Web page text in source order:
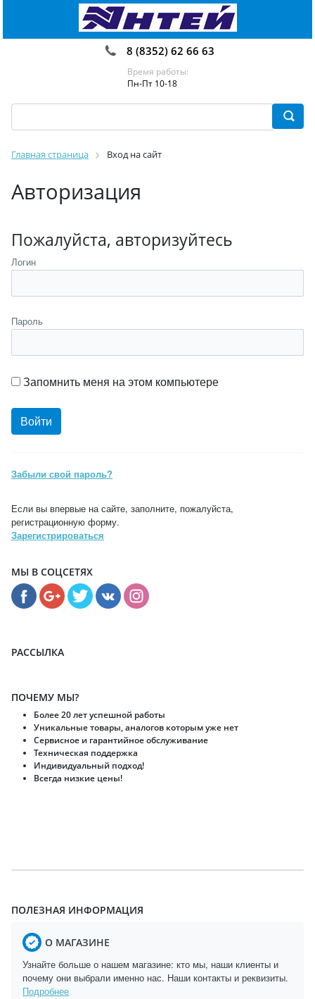
8 (8352) 62 66 63
Время работы:
Пн-Пт 10-18
Главная страница Вход на сайт
Авторизация
Пожалуйста, авторизуйтесь
Логин
Пароль
Запомнить меня на этом компьютере
Забыли свой пароль?
Если вы впервые на сайте, заполните, пожалуйста,
регистрационную форму.
Зарегистрироваться
МЫ В СОЦСЕТЯХ
РАССЫЛКА
ПОЧЕМУ МЫ?
Более 20 лет успешной работы
Уникальные товары, аналогов которым уже нет
Сервисное и гарантийное обслуживание
Техническая поддержка
Индивидуальный подход!
Всегда низкие цены!
ПОЛЕЗНАЯ ИНФОРМАЦИЯ
О МАГАЗИНЕ
Узнайте больше о нашем магазине: кто мы, наши клиенты и
почему они выбрали именно нас. Наши контакты и реквизиты.
Подробнее